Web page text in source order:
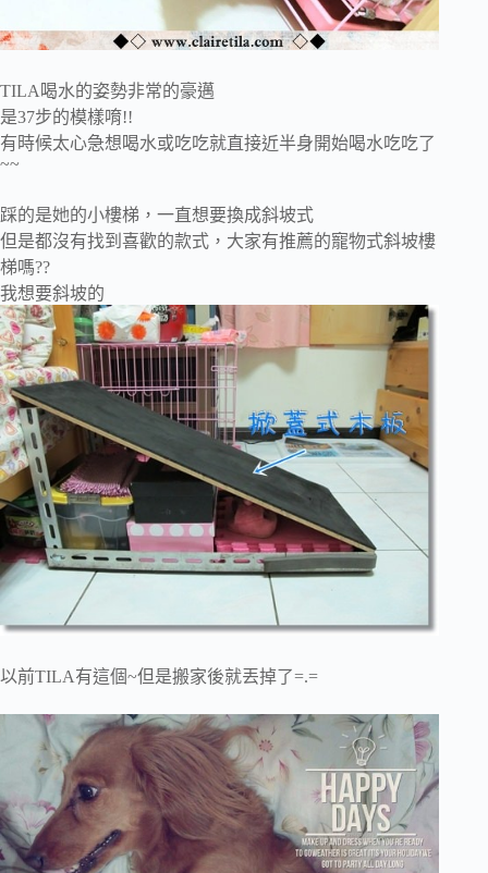
TILA喝水的姿勢非常的豪邁
是37步的模樣唷!!
有時候太心急想喝水或吃吃就直接近半身開始喝水吃吃了
~~
踩的是她的小樓梯，一直想要換成斜坡式
但是都沒有找到喜歡的款式，大家有推薦的寵物式斜坡樓
梯嗎??
我想要斜坡的
以前TILA有這個~但是搬家後就丟掉了=.=